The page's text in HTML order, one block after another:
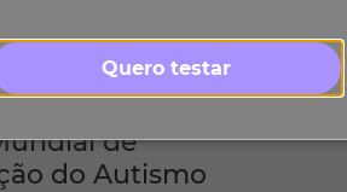
Quero testar
de
do Autismo
de
do Autismo